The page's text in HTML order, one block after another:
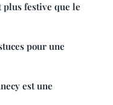
plus festive que le
pour une
est une